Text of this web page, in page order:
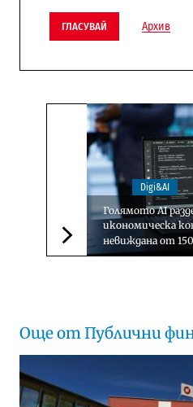
ГЛАСУВАЙ Архив
Следваща новина
Digi&AI
Голямото AI
икономическа
невиждана от
Още от Публични